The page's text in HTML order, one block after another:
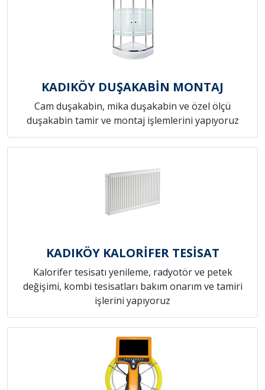
KADIKÖY DUŞAKABİN MONTAJ
Cam duşakabin, mika duşakabin ve özel ölçü
duşakabin tamir ve montaj işlemlerini yapıyoruz
KADIKÖY KALORİFER TESİSAT
Kalorifer tesisatı yenileme, radyotör ve petek
değişimi, kombi tesisatları bakım onarım ve tamiri
işlerini yapıyoruz